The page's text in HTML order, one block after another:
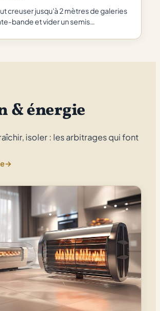
creuser jusqu'à 2 mètres de galeries
bande et vider un semis…
& énergie
isoler : les arbitrages qui font
→